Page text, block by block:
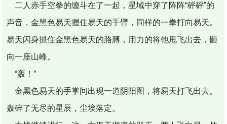
二人赤手空拳的缠斗在了一起，星域中穿了阵阵“砰砰”的
声音，金黑色易天握住易天的手臂，同样的一拳打向易天。
易天闪身抓住金黑色易天的胳膊，用力的将他甩飞出去，砸
向一座山峰。
“轰！”
金黑色易天的手掌间出现一道阴阳图，将易天打飞出去。
轰碎了无尽的星辰，尘埃落定。